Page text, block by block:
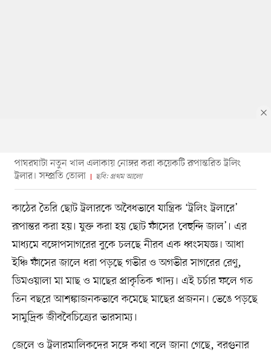
পাঘরঘাটা নতুন খাল এলাকায় নোঙ্গর করা কয়েকটি রূপান্তরিত ট্রলিং
ট্রলার। সম্প্রতি তোলা
ছবি: প্রথম আলো
কাঠের তৈরি ছোট ট্রলারকে অবৈধভাবে যান্ত্রিক ‘ট্রলিং ট্রলারে’
রূপান্তর করা হয়। যুক্ত করা হয় ছোট ফাঁসের ‘বেহুন্দি জাল’। এর
মাধ্যমে বঙ্গোপসাগরের বুকে চলছে নীরব এক ধ্বংসযজ্ঞ। আধা
ইঞ্চি ফাঁসের জালে ধরা পড়ছে গভীর ও অগভীর সাগরের রেণু,
ডিমওয়ালা মা মাছ ও মাছের প্রাকৃতিক খাদ্য। এই চর্চার ফলে গত
তিন বছরে আশঙ্কাজনকভাবে কমেছে মাছের প্রজনন। ভেঙে পড়ছে
সামুদ্রিক জীববৈচিত্র্যের ভারসাম্য।
জেলে ও ট্রলারমালিকদের সঙ্গে কথা বলে জানা গেছে, বরগুনার